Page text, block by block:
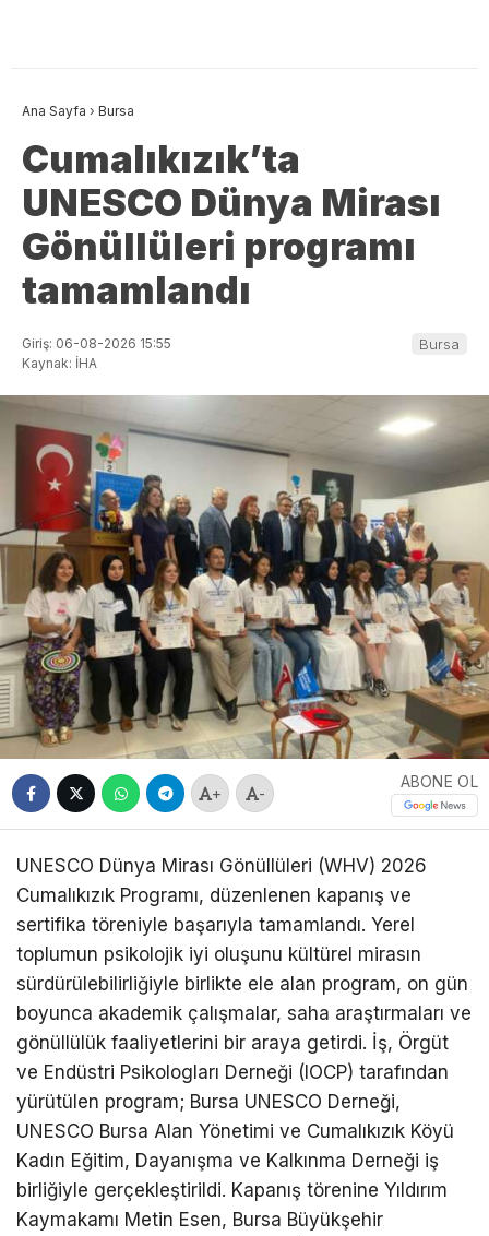
Ana Sayfa › Bursa
Cumalıkızık’ta
UNESCO Dünya Mirası
Gönüllüleri programı
tamamlandı
Giriş: 06-08-2026 15:55
Kaynak: İHA
Bursa
+ -
ABONE OL
UNESCO Dünya Mirası Gönüllüleri (WHV) 2026
Cumalıkızık Programı, düzenlenen kapanış ve
sertifika töreniyle başarıyla tamamlandı. Yerel
toplumun psikolojik iyi oluşunu kültürel mirasın
sürdürülebilirliğiyle birlikte ele alan program, on gün
boyunca akademik çalışmalar, saha araştırmaları ve
gönüllülük faaliyetlerini bir araya getirdi. İş, Örgüt
ve Endüstri Psikologları Derneği (IOCP) tarafından
yürütülen program; Bursa UNESCO Derneği,
UNESCO Bursa Alan Yönetimi ve Cumalıkızık Köyü
Kadın Eğitim, Dayanışma ve Kalkınma Derneği iş
birliğiyle gerçekleştirildi. Kapanış törenine Yıldırım
Kaymakamı Metin Esen, Bursa Büyükşehir